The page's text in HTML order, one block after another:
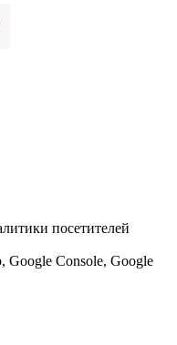
посетителей
Google Console, Google